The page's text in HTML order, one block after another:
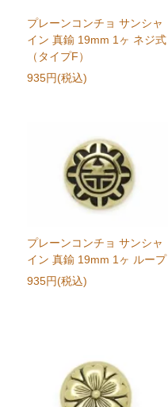
プレーンコンチョ サンシャ
イン 真鍮 19mm 1ヶ ネジ式
（タイプF）
935円(税込)
プレーンコンチョ サンシャ
イン 真鍮 19mm 1ヶ ループ
935円(税込)